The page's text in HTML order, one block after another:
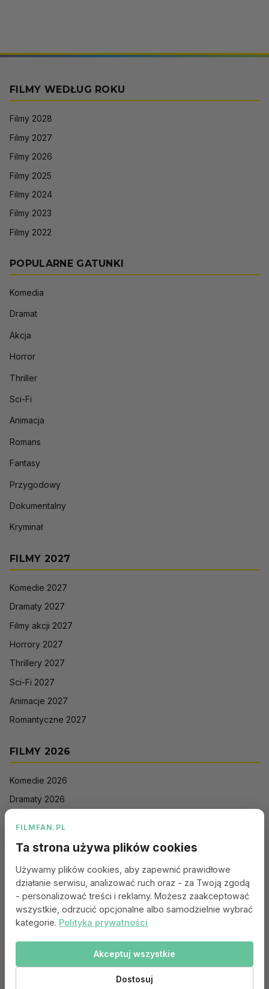
FILMY WEDŁUG ROKU
Filmy 2028
Filmy 2027
Filmy 2026
Filmy 2025
Filmy 2024
Filmy 2023
Filmy 2022
POPULARNE GATUNKI
Komedia
Dramat
Akcja
Horror
Thriller
Sci-Fi
Animacja
Romans
Fantasy
Przygodowy
Dokumentalny
Kryminał
FILMY 2027
Komedie 2027
Dramaty 2027
Filmy akcji 2027
Horrory 2027
Thrillery 2027
Sci-Fi 2027
Animacje 2027
Romantyczne 2027
FILMY 2026
Komedie 2026
Dramaty 2026
Sci-Fi 2026
Animacje 2026
Romantyczne 2026
Portal:
© 2010–2026 FILMFAN.PL – Film. Nasza wspólna pasja.
FILMFAN.PL
Ta strona używa plików cookies
Używamy plików cookies, aby zapewnić prawidłowe
działanie serwisu, analizować ruch oraz - za Twoją zgodą
- personalizować treści i reklamy. Możesz zaakceptować
wszystkie, odrzucić opcjonalne albo samodzielnie wybrać
kategorie. Polityka prywatności
Dostosuj
Akceptuj wszystkie